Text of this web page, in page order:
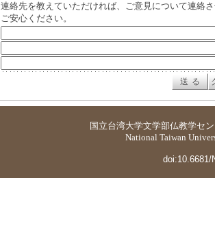
連絡先を教えていただければ、ご意見について連絡
ご安心ください。
国立台湾大学文学部仏教学セ
National Taiwan
doi:10.6681/